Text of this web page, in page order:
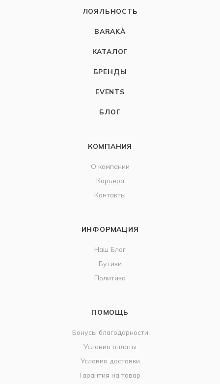
ЛОЯЛЬНОСТЬ
BARAKÀ
КАТАЛОГ
БРЕНДЫ
EVENTS
БЛОГ
КОМПАНИЯ
О компании
Карьера
Контакты
ИНФОРМАЦИЯ
Наш Блог
Бутики
Политика
ПОМОЩЬ
Бонусы благодарности
Условия оплаты
Условия доставки
Гарантия на товар